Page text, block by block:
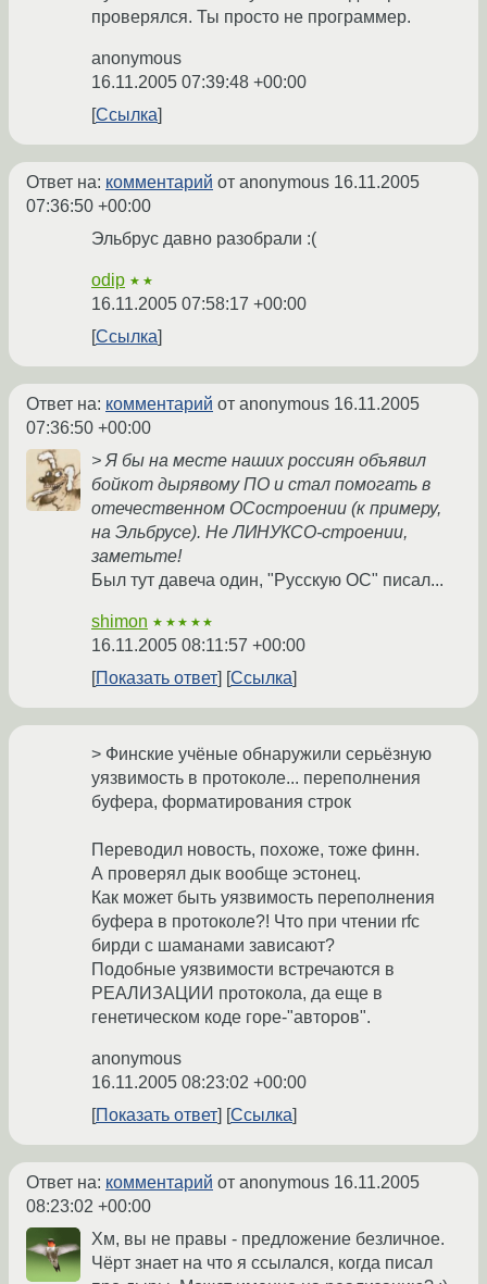
проверялся. Ты просто не программер.
anonymous
16.11.2005 07:39:48 +00:00
Ссылка
Ответ на: комментарий от anonymous 16.11.2005
07:36:50 +00:00
Эльбрус давно разобрали :(
odip ★★
16.11.2005 07:58:17 +00:00
Ссылка
Ответ на: комментарий от anonymous 16.11.2005
07:36:50 +00:00
> Я бы на месте наших россиян объявил
бойкот дырявому ПО и стал помогать в
отечественном ОСостроении (к примеру,
на Эльбрусе). Не ЛИНУКСО-строении,
заметьте!
Был тут давеча один, "Русскую ОС" писал...
shimon ★★★★★
16.11.2005 08:11:57 +00:00
Показать ответ
Ссылка
> Финские учёные обнаружили серьёзную
уязвимость в протоколе... переполнения
буфера, форматирования строк
Переводил новость, похоже, тоже финн.
А проверял дык вообще эстонец.
Как может быть уязвимость переполнения
буфера в протоколе?! Что при чтении rfc
бирди с шаманами зависают?
Подобные уязвимости встречаются в
РЕАЛИЗАЦИИ протокола, да еще в
генетическом коде горе-"авторов".
anonymous
16.11.2005 08:23:02 +00:00
Показать ответ
Ссылка
Ответ на: комментарий от anonymous 16.11.2005
08:23:02 +00:00
Хм, вы не правы - предложение безличное.
Чёрт знает на что я ссылался, когда писал